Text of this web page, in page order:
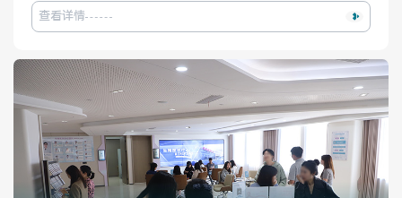
专家坐诊 咨询挂号
门诊就诊指南 特色诊疗
医院布局 医保服务
查看详情